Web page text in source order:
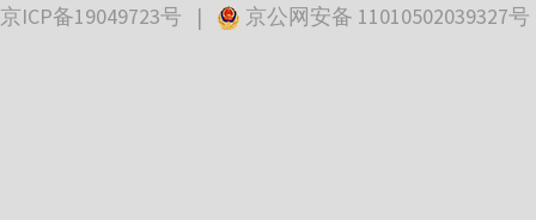
京ICP备19049723号 | 京公网安备 11010502039327号